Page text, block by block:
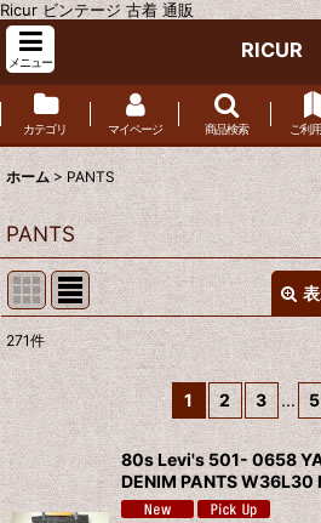
Ricur ビンテージ 古着 通販
メニュー
RICUR
カテゴリ マイページ 商品検索 ご利
ホーム > PANTS
PANTS
サブカテゴリ :
表示数:
並び順
271件
1 2 3 ... 5
80s Levi's 501- 0658
DENIM PANTS W36L30